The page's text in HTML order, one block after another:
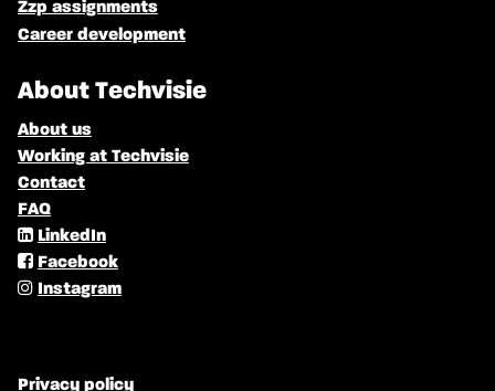
Zzp assignments
Career development
About Techvisie
About us
Working at Techvisie
Contact
FAQ
LinkedIn
Facebook
Instagram
Privacy policy